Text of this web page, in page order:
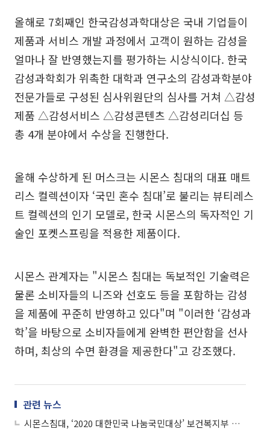
올해로 7회째인 한국감성과학대상은 국내 기업들이
제품과 서비스 개발 과정에서 고객이 원하는 감성을
얼마나 잘 반영했는지를 평가하는 시상식이다. 한국
감성과학회가 위촉한 대학과 연구소의 감성과학분야
전문가들로 구성된 심사위원단의 심사를 거쳐 △감성
제품 △감성서비스 △감성콘텐츠 △감성리더십 등
총 4개 분야에서 수상을 진행한다.
올해 수상하게 된 머스크는 시몬스 침대의 대표 매트
리스 컬렉션이자 ‘국민 혼수 침대’로 불리는 뷰티레스
트 컬렉션의 인기 모델로, 한국 시몬스의 독자적인 기
술인 포켓스프링을 적용한 제품이다.
시몬스 관계자는 "시몬스 침대는 독보적인 기술력은
물론 소비자들의 니즈와 선호도 등을 포함하는 감성
을 제품에 꾸준히 반영하고 있다"며 "이러한 ‘감성과
학’을 바탕으로 소비자들에게 완벽한 편안함을 선사
하며, 최상의 수면 환경을 제공한다"고 강조했다.
관련 뉴스
시몬스침대, ‘2020 대한민국 나눔국민대상’ 보건복지부 장관 표창 수상